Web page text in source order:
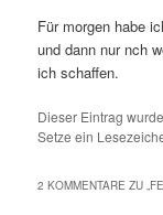
Für morgen habe
und dann nur nch
ich schaffen.
Dieser Eintrag
Setze ein
2 KOMMENTARE ZU „